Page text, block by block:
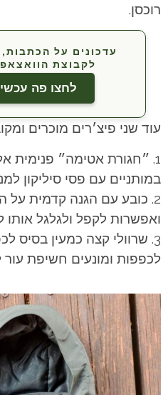
רוכסן.
עדכונים על
לקבוצת
לחצו פה
עוד שני פיצ׳רים מוכרים
״חגורת אטימה״ פנימית
במותניים עם פסי סיליקון
כובע עם הגנה קדמית על
ואפשרות לקפל ולגלגל אותו
שרוולי קצה כמעין בסיס
לכפפות ומונעים חשיפת עור